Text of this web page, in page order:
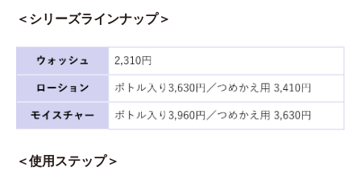
＜シリーズラインナップ＞
＜使用ステップ＞